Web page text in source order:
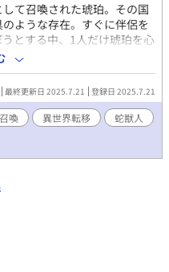
て召喚された琥珀。その国
ような存在。すぐに伴侶を
とする中、1人だけ琥珀を心
め暗いです。 《注意》神
）」、「スプリットタン
」が出てきます。自己責任で
最終更新日 2025.7.21 登録日 2025.7.21
召喚 異世界転移
蛇獣人